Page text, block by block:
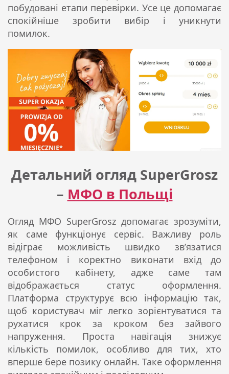
побудовані етапи перевірки. Усе це допомагає
спокійніше зробити вибір і уникнути
помилок.
Детальний огляд SuperGrosz
– МФО в Польщі
Огляд МФО SuperGrosz допомагає зрозуміти,
як саме функціонує сервіс. Важливу роль
відіграє можливість швидко зв’язатися
телефоном і коректно виконати вхід до
особистого кабінету, адже саме там
відображається статус оформлення.
Платформа структурує всю інформацію так,
щоб користувач міг легко зорієнтуватися та
рухатися крок за кроком без зайвого
напруження. Проста навігація знижує
кількість помилок, особливо для тих, хто
вперше бере позику онлайн. Таке оформлення